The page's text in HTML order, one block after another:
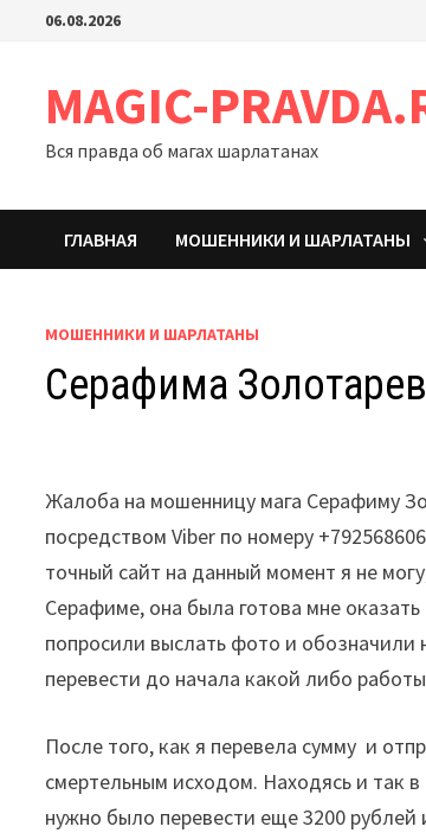
Перейти06.08.2026
MAGIC-
Вся правда об магах шарлатанах
ГЛАВНАЯ МОШЕННИКИ И ШАРЛАТАНЫ
МОШЕННИКИ И ШАРЛАТАНЫ
Серафима
Жалоба на мошенницу мага Серафиму
посредством Viber по номеру
точный сайт на данный момент я не
Серафиме, она была готова мне
попросили выслать фото и обозначили
перевести до начала какой либо
После того, как я перевела сумму и
смертельным исходом. Находясь и так
нужно было перевести еще 3200